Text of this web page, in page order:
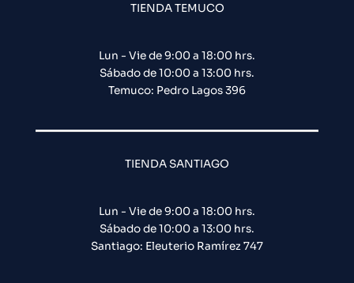
TIENDA TEMUCO
Lun - Vie de 9:00 a 18:00 hrs.
Sábado de 10:00 a 13:00 hrs.
Temuco: Pedro Lagos 396
TIENDA SANTIAGO
Lun - Vie de 9:00 a 18:00 hrs.
Sábado de 10:00 a 13:00 hrs.
Santiago: Eleuterio Ramírez 747​